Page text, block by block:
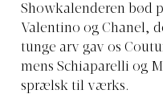
Showkalenderen bød
Valentino og Chanel,
tunge arv gav os
mens Schiaparelli og
sprælsk til værks.